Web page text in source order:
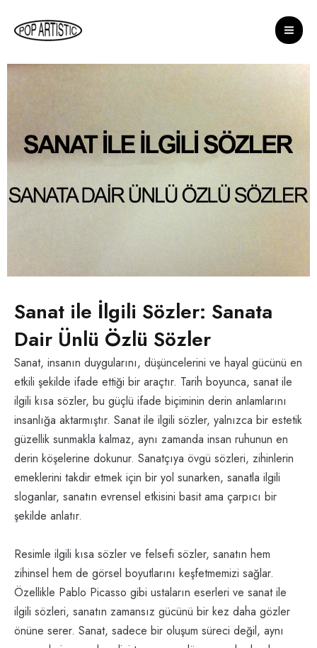
atla
Sanat ile İlgili Sözler: Sanata
Dair Ünlü Özlü Sözler
Sanat, insanın duygularını, düşüncelerini ve hayal gücünü en
etkili şekilde ifade ettiği bir araçtır. Tarih boyunca, sanat ile
ilgili kısa sözler, bu güçlü ifade biçiminin derin anlamlarını
insanlığa aktarmıştır. Sanat ile ilgili sözler, yalnızca bir estetik
güzellik sunmakla kalmaz, aynı zamanda insan ruhunun en
derin köşelerine dokunur. Sanatçıya övgü sözleri, zihinlerin
emeklerini takdir etmek için bir yol sunarken, sanatla ilgili
sloganlar, sanatın evrensel etkisini basit ama çarpıcı bir
şekilde anlatır.
Resimle ilgili kısa sözler ve felsefi sözler, sanatın hem
zihinsel hem de görsel boyutlarını keşfetmemizi sağlar.
Özellikle Pablo Picasso gibi ustaların eserleri ve sanat ile
ilgili sözleri, sanatın zamansız gücünü bir kez daha gözler
önüne serer. Sanat, sadece bir oluşum süreci değil, aynı
dolaşımı